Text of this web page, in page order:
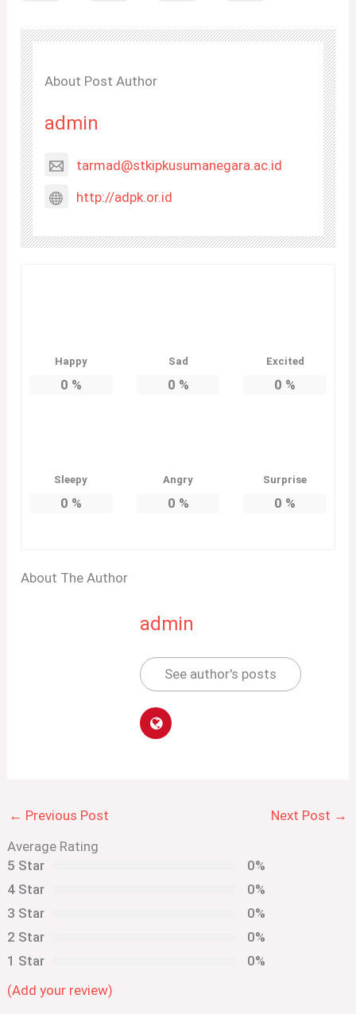
About Post Author
admin
tarmad@stkipkusumanegara.ac.id
http://adpk.or.id
Happy
0 %
Sad
0 %
Excited
0 %
Sleepy
0 %
Angry
0 %
Surprise
0 %
About The Author
admin
See author's posts
← Previous Post Next Post →
Average Rating
5 Star
0%
4 Star
0%
3 Star
0%
2 Star
0%
1 Star
0%
(Add your review)